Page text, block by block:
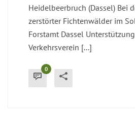
Heidelbeerbruch (Dassel) Bei
zerstörter Fichtenwälder im
Forstamt Dassel
Verkehrsverein [...]
0